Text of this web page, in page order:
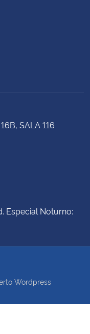
SALA 116
Especial Noturno:
Wordpress